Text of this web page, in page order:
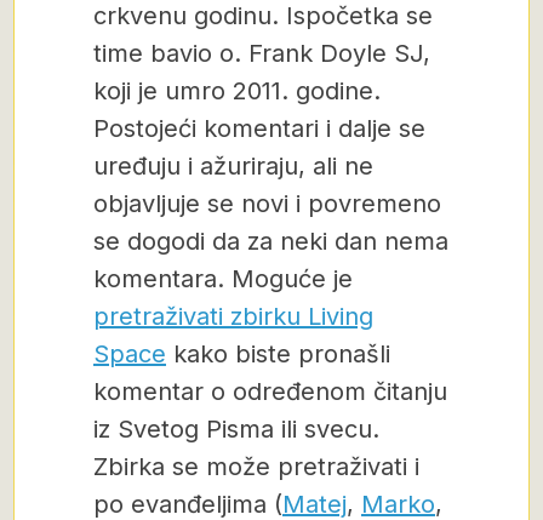
crkvenu godinu. Ispočetka se
time bavio o. Frank Doyle SJ,
koji je umro 2011. godine.
Postojeći komentari i dalje se
uređuju i ažuriraju, ali ne
objavljuje se novi i povremeno
se dogodi da za neki dan nema
komentara. Moguće je
pretraživati zbirku Living
Space kako biste pronašli
komentar o određenom čitanju
iz Svetog Pisma ili svecu.
Zbirka se može pretraživati i
po evanđeljima (Matej, Marko,